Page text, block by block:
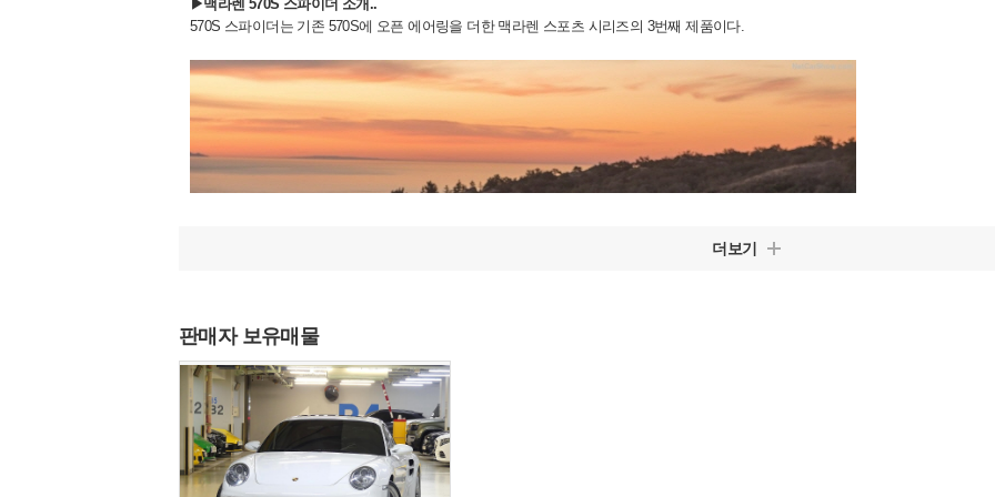
▶맥라렌 570S 스파이더 소개..
570S 스파이더는 기존 570S에 오픈 에어링을 더한 맥라렌 스포츠 시리즈의 3번째 제품이다.
더보기
판매자 보유매물